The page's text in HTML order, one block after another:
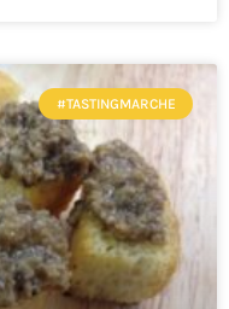
#TASTINGMARCHE